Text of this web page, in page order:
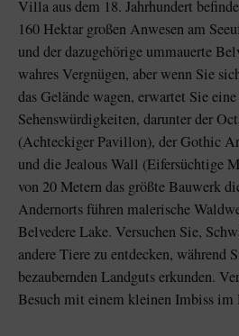
Villa aus dem 18. Jahrhundert
160 Hektar großen Anwesen am
und der dazugehörige ummauerte
wahres Vergnügen, aber wenn Sie
das Gelände wagen, erwartet Sie
Sehenswürdigkeiten, darunter der
(Achteckiger Pavillon), der Gothic
und die Jealous Wall (Eifersüchtige
von 20 Metern das größte Bauwerk
Andernorts führen malerische
Belvedere Lake. Versuchen Sie,
andere Tiere zu entdecken, während
bezaubernden Landguts erkunden.
Besuch mit einem kleinen Imbiss im